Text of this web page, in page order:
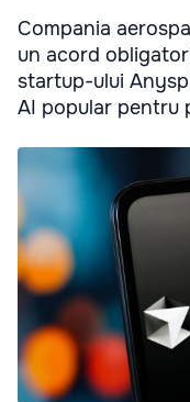
Compania
un acord
startup-ului
AI popular pentru